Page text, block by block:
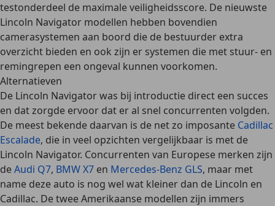
testonderdeel de maximale veiligheidsscore. De nieuwste
Lincoln Navigator modellen hebben bovendien
camerasystemen aan boord die de bestuurder extra
overzicht bieden en ook zijn er systemen die met stuur- en
remingrepen een ongeval kunnen voorkomen.
Alternatieven
De Lincoln Navigator was bij introductie direct een succes
en dat zorgde ervoor dat er al snel concurrenten volgden.
De meest bekende daarvan is de net zo imposante Cadillac
Escalade, die in veel opzichten vergelijkbaar is met de
Lincoln Navigator. Concurrenten van Europese merken zijn
deAudi Q7, BMW X7 en Mercedes-Benz GLS, maar met
name deze auto is nog wel wat kleiner dan de Lincoln en
Cadillac. De twee Amerikaanse modellen zijn immers